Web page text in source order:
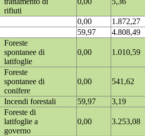
rifiuti
0,00
1.872,27
59,97
4.808,49
Foreste
spontanee di
latifoglie
0,00 1.010,59
Foreste
spontanee di
conifere
0,00 541,62
Incendi forestali 59,97
3,19
Foreste di
latifoglie a
governo
0,00 3.253,08